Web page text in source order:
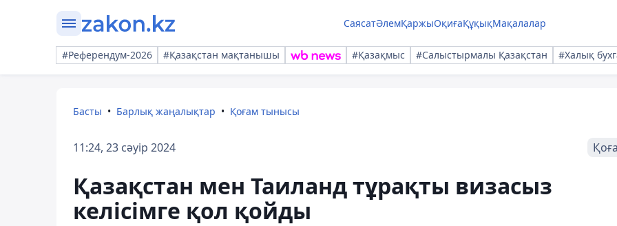
СаясатӘлемҚаржыОқиғаҚұқықМақалалар
#Референдум-2026 #Қазақстан мақтанышы #Қазақмыс #Салыстырмалы Қазақстан #Халық
Басты Барлық жаңалықтар Қоғам тынысы
11:24, 23 сәуір 2024
Қазақстан мен Таиланд тұрақты визасыз
келісімге қол қойды